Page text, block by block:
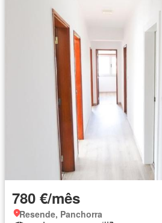
780 €/mês
Resende, Panchorra